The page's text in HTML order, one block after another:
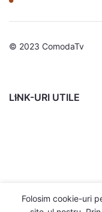
© 2023 ComodaTv
LINK-URI UTILE
Folosim cookie-uri